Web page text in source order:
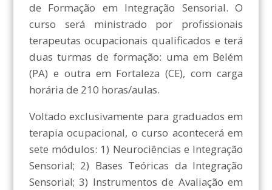
de Formação em Integração Sensorial. O
curso será ministrado por profissionais
terapeutas ocupacionais qualificados e terá
duas turmas de formação: uma em Belém
(PA) e outra em Fortaleza (CE), com carga
horária de 210 horas/aulas.
Voltado exclusivamente para graduados em
terapia ocupacional, o curso acontecerá em
sete módulos: 1) Neurociências e Integração
Sensorial; 2) Bases Teóricas da Integração
Sensorial; 3) Instrumentos de Avaliação em